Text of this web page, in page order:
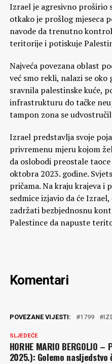
Izrael je agresivno proširio
otkako je prošlog mjeseca
navode da trenutno
teritorije i potiskuje
Najveća povezana oblast
već smo rekli, nalazi se oko
sravnila palestinske kuće,
infrastrukturu do tačke
tampon zona se
Izrael predstavlja svoje
privremenu mjeru kojom
da oslobodi preostale
oktobra 2023. godine.
pričama. Na kraju krajeva i
sedmice izjavio da će
zadržati bezbjednosnu
Palestince da napuste
Komentari
POVEZANE VIJESTI: 1799
SLJEDEĆE
HORHE MARIO BERGOLJO
2025.): Golemo